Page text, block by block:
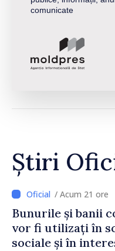
comunicate
Știri
/ Acum 21 ore
Bunurile și banii
vor fi utilizați în
sociale și în